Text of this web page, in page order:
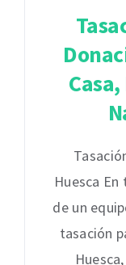
Huesca
de un
tasación